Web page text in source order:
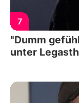
7
"Dumm
unter